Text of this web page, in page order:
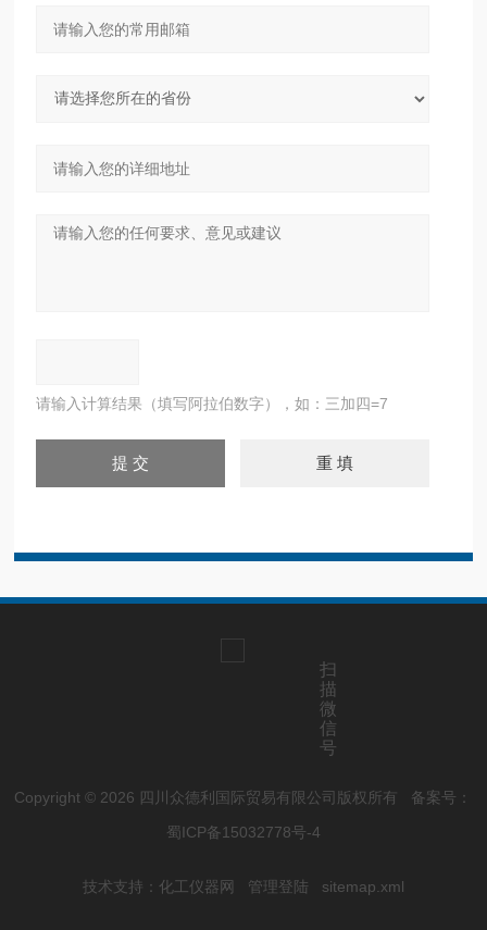
请输入计算结果（填写阿拉伯数字），如：三加四=7
扫
描
微
信
号
Copyright © 2026 四川众德利国际贸易有限公司版权所有 备案号：
蜀ICP备15032778号-4
技术支持： 化工仪器网 管理登陆 sitemap.xml